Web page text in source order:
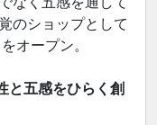
のショップとして
オープン。
と五感をひらく創